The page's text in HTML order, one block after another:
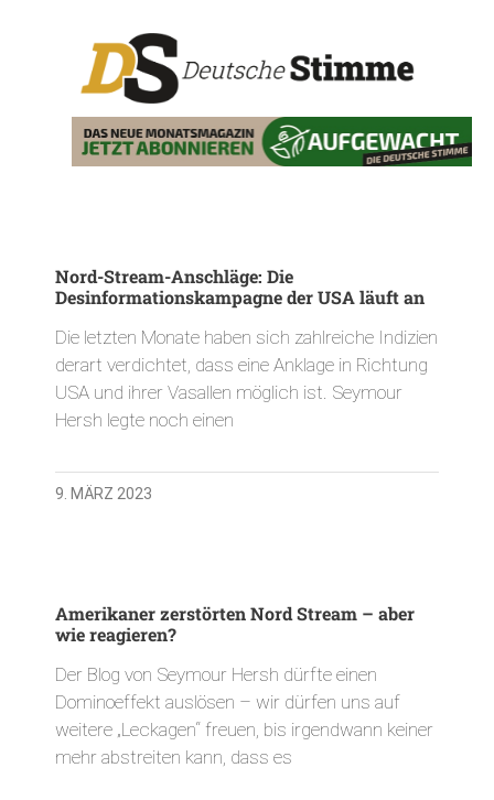
Nord-Stream-Anschläge: Die
Desinformationskampagne der USA läuft an
Die letzten Monate haben sich zahlreiche Indizien
derart verdichtet, dass eine Anklage in Richtung
USA und ihrer Vasallen möglich ist. Seymour
Hersh legte noch einen
9. MÄRZ 2023
Amerikaner zerstörten Nord Stream – aber
wie reagieren?
Der Blog von Seymour Hersh dürfte einen
Dominoeffekt auslösen – wir dürfen uns auf
weitere „Leckagen“ freuen, bis irgendwann keiner
mehr abstreiten kann, dass es